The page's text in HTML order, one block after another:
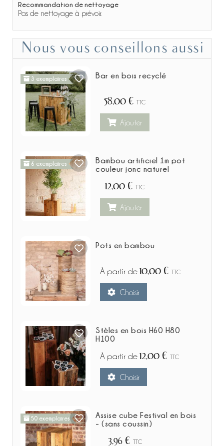
Recommandation de nettoyage
Pas de nettoyage à prévoir.
Nous vous conseillons aussi
3 exemplaires Bar en bois recyclé
58,00 € TTC
Ajouter
6 exemplaires
Bambou artificiel 1m pot
couleur jonc naturel
12,00 € TTC
Ajouter
Pots en bambou
À partir de 10,00 € TTC
Choisir
Stèles en bois H60 H80
H100
À partir de 12,00 € TTC
Choisir
50 exemplaires
Assise cube Festival en bois
- (sans coussin)
3,96 € TTC